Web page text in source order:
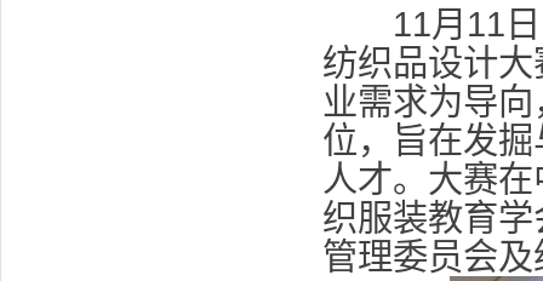
11月11日
纺织品设计
业需求为导
位，旨在发
人才。大赛
织服装教育
管理委员会